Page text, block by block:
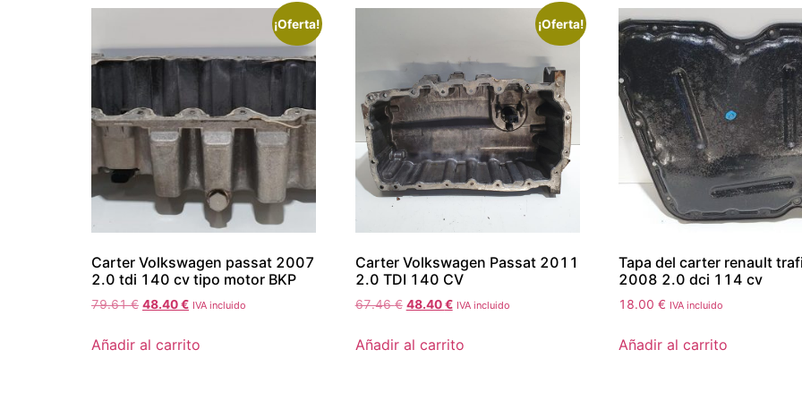
¡Oferta!
Carter Volkswagen passat 2007
2.0 tdi 140 cv tipo motor BKP
79.61€ 48.40€ IVA incluido
Añadir al carrito
¡Oferta!
Carter Volkswagen Passat 2011
2.0 TDI 140 CV
67.46€ 48.40€ IVA incluido
Añadir al carrito
Tapa del carter renault
2008 2.0 dci 114 cv
18.00€ IVA incluido
Añadir al carrito